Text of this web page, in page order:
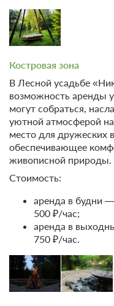
При бронировании
количество гостей на
Костровая зона
В Лесной усадьбе
возможность аренды
могут собраться,
уютной атмосферой
место для дружеских
обеспечивающее
живописной природы.
Стоимость:
аренда в будни
500 ₽/час;
аренда в
750 ₽/час.